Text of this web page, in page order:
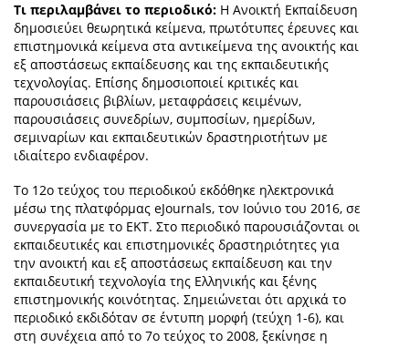
Τι περιλαμβάνει το περιοδικό: Η Ανοικτή Εκπαίδευση
δημοσιεύει θεωρητικά κείμενα, πρωτότυπες έρευνες και
επιστημονικά κείμενα στα αντικείμενα της ανοικτής και
εξ αποστάσεως εκπαίδευσης και της εκπαιδευτικής
τεχνολογίας. Επίσης δημοσιοποιεί κριτικές και
παρουσιάσεις βιβλίων, μεταφράσεις κειμένων,
παρουσιάσεις συνεδρίων, συμποσίων, ημερίδων,
σεμιναρίων και εκπαιδευτικών δραστηριοτήτων με
ιδιαίτερο ενδιαφέρον.
Το 12ο τεύχος του περιοδικού εκδόθηκε ηλεκτρονικά
μέσω της πλατφόρμας eJournals, τον Ιούνιο του 2016, σε
συνεργασία με το ΕΚΤ. Στο περιοδικό παρουσιάζονται οι
εκπαιδευτικές και επιστημονικές δραστηριότητες για
την ανοικτή και εξ αποστάσεως εκπαίδευση και την
εκπαιδευτική τεχνολογία της Ελληνικής και ξένης
επιστημονικής κοινότητας. Σημειώνεται ότι αρχικά το
περιοδικό εκδιδόταν σε έντυπη μορφή (τεύχη 1-6), και
στη συνέχεια από το 7ο τεύχος το 2008, ξεκίνησε η